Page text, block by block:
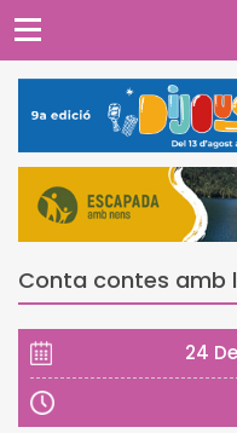
Conta contes amb
24